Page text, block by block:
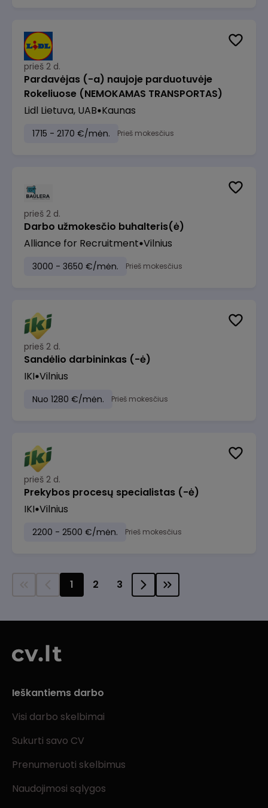
prieš 2 d.
Pardavėjas (-a) naujoje parduotuvėje
Rokeliuose (NEMOKAMAS TRANSPORTAS)
Lidl Lietuva, UAB Kaunas
1715 - 2170 €/mėn. Prieš mokesčius
prieš 2 d.
Darbo užmokesčio buhalteris(ė)
Alliance for Recruitment Vilnius
3000 - 3650 €/mėn. Prieš mokesčius
prieš 2 d.
Sandėlio darbininkas (-ė)
IKI Vilnius
Nuo 1280 €/mėn. Prieš mokesčius
prieš 2 d.
Prekybos procesų specialistas (-ė)
IKI Vilnius
2200 - 2500 €/mėn. Prieš mokesčius
1 2 3
Ieškantiems darbo
Visi darbo skelbimai
Sukurti savo CV
Prenumeruoti skelbimus
Naudojimosi sąlygos